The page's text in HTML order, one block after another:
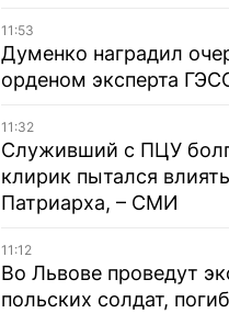
11:53
Думенко наградил
орденом эксперта
11:32
Служивший с ПЦУ
клирик пытался
Патриарха, – СМИ
11:12
Во Львове проведут
польских солдат,